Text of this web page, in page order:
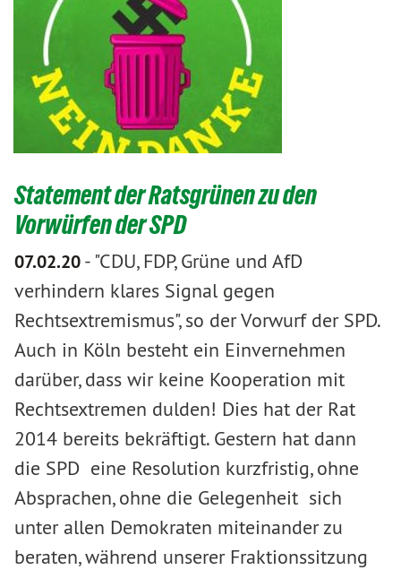
Statement der Ratsgrünen zu den
Vorwürfen der SPD
07.02.20- "CDU, FDP, Grüne und AfD
verhindern klares Signal gegen
Rechtsextremismus", so der Vorwurf der SPD.
Auch in Köln besteht ein Einvernehmen
darüber, dass wir keine Kooperation mit
Rechtsextremen dulden! Dies hat der Rat
2014 bereits bekräftigt. Gestern hat dann
die SPD eine Resolution kurzfristig, ohne
Absprachen, ohne die Gelegenheit sich
unter allen Demokraten miteinander zu
beraten, während unserer Fraktionssitzung